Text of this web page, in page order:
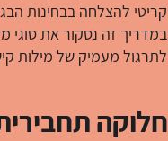
קריטי להצלחה בבחינות
במדריך זה נסקור את סוגי
לתרגול מעמיק של מילות
חלוקה